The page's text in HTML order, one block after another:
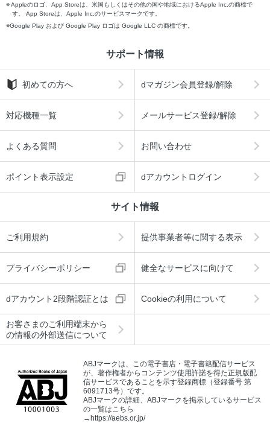
Appleのロゴ、App Storeは、米国もしくはその他の国や地域におけるApple Inc.の商標で
す。 App Storeは、Apple Inc.のサービスマークです。
Google Play および Google Play ロゴは Google LLC の商標です。
サポート情報
初めての方へ dマガジン会員登録/解除
対応機種一覧 メールサービス登録/解除
よくある質問 お問い合わせ
ポイント表示設定 dアカウントログイン
サイト情報
ご利用規約 提供事業者等に関する表示
プライバシーポリシー 健全なサービスに向けて
dアカウント2段階認証とは Cookieの利用について
お客さまのご利用端末から
の情報の外部送信について
ABJマークは、この電子書店・電子書籍配信サービス
が、著作権者からコンテンツ使用許諾を得た正規版配
信サービスであることを示す登録商標（登録番号 第
6091713号）です。
ABJマークの詳細、ABJマークを掲示しているサービス
の一覧はこちら
→https://aebs.or.jp/